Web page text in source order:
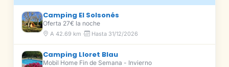
Camping El Solsonés
Oferta 27€ la noche
A 42.69 km · Hasta 31/12/2026
Camping Lloret Blau
Mobil Home Fin de Semana - Invierno